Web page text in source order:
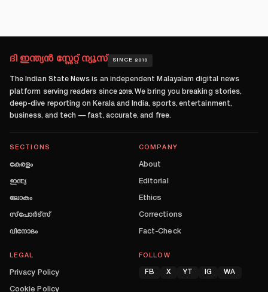
ദി ഇന്ത്യൻ സ്റ്റേറ്റ് ന്യൂസ് SINCE 2019
The Indian State News is an independent Malayalam digital news
platform serving readers since 2019. We bring you breaking stories,
deep-dive reporting on Kerala and India, sports, entertainment,
business, and tech — fast, accurate, and free.
SECTIONS
കേരളം
ഇന്ത്യ
ലോകം
സ്പോർട്സ്
വിനോദം
COMPANY
About
Editorial
Ethics
Corrections
Fact-Check
LEGAL
Privacy Policy
Cookie Policy
FOLLOW
FB X YT IG WA